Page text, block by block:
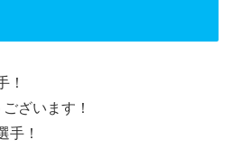
！
ざいます！
手！